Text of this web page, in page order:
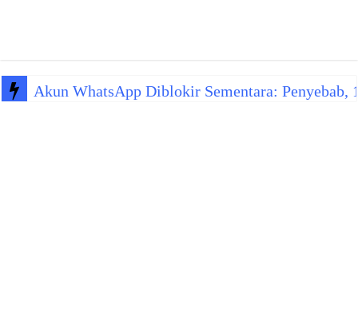
Akun WhatsApp Diblokir Sementara: